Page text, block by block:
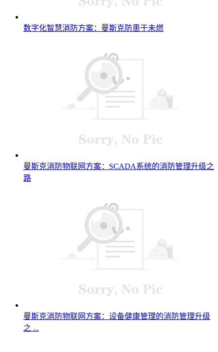
数字化智慧消防方案：曼斯克防患于未燃
曼斯克消防物联网方案：SCADA系统的消防管理升级之
路
曼斯克消防物联网方案：设备健康管理的消防管理升级
之 ...